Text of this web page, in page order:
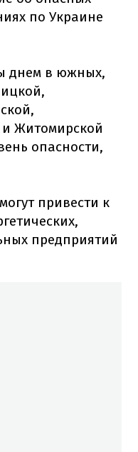
по Украине
днем в южных,
Житомирской
опасности,
привести к
предприятий